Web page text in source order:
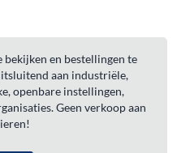
bekijken en bestellingen te
aan industriële,
openbare instellingen,
Geen verkoop aan